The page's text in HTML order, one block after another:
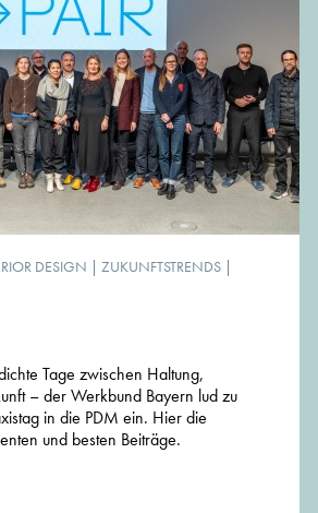
DESIGN | ZUKUNFTSTRENDS |
Tage zwischen Haltung,
– der Werkbund Bayern lud zu
in die PDM ein. Hier die
und besten Beiträge.